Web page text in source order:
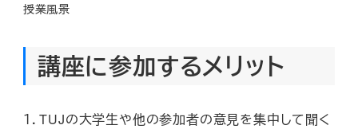
授業風景
講座に参加するメリット
１．TUJの大学生や他の参加者の意見を集中して聞く